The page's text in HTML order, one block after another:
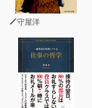
に迫ります。
情をコントロール
るのか、
守屋洋